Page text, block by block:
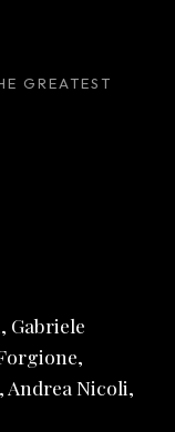
GREATEST
Gabriele
Andrea Nicoli,